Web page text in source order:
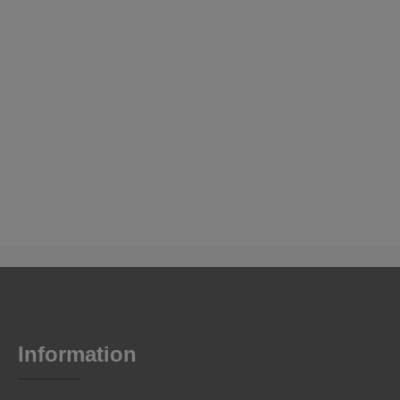
Information